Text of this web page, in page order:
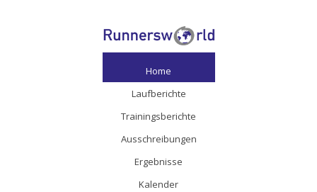
Home
Laufberichte
Trainingsberichte
Ausschreibungen
Ergebnisse
Kalender